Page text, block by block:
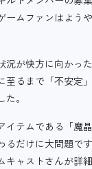
ームファンはよう
況が快方に向かっ
至るまで「不安定
。
イテムである「魔
だけに大問題です
キャストさんが詳